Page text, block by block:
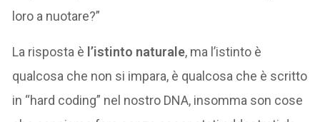
loro a nuotare?”
La risposta è l’istinto naturale, ma l’istinto è
qualcosa che non si impara, è qualcosa che è scritto
in “hard coding” nel nostro DNA, insomma son cose